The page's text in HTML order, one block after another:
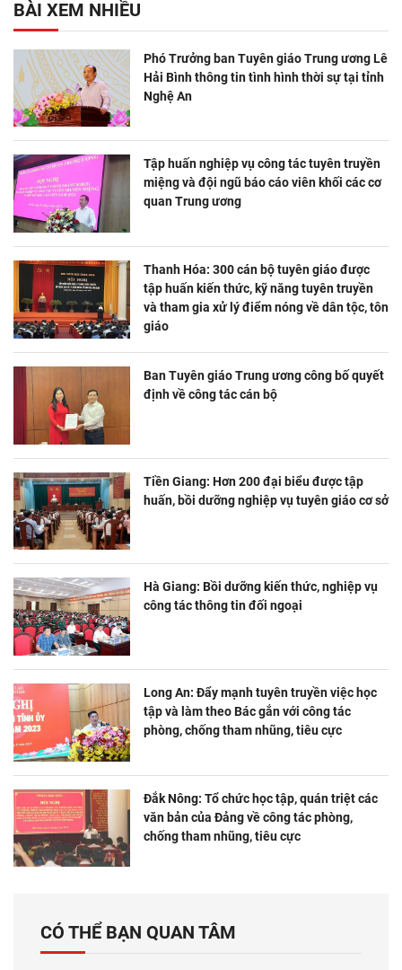
BÀI XEM NHIỀU
Phó Trưởng ban Tuyên giáo Trung ương Lê
Hải Bình thông tin tình hình thời sự tại tỉnh
Nghệ An
Tập huấn nghiệp vụ công tác tuyên truyền
miệng và đội ngũ báo cáo viên khối các cơ
quan Trung ương
Thanh Hóa: 300 cán bộ tuyên giáo được
tập huấn kiến thức, kỹ năng tuyên truyền
và tham gia xử lý điểm nóng về dân tộc, tôn
giáo
Ban Tuyên giáo Trung ương công bố quyết
định về công tác cán bộ
Tiền Giang: Hơn 200 đại biểu được tập
huấn, bồi dưỡng nghiệp vụ tuyên giáo cơ sở
Hà Giang: Bồi dưỡng kiến thức, nghiệp vụ
công tác thông tin đối ngoại
Long An: Đẩy mạnh tuyên truyền việc học
tập và làm theo Bác gắn với công tác
phòng, chống tham nhũng, tiêu cực
Đắk Nông: Tổ chức học tập, quán triệt các
văn bản của Đảng về công tác phòng,
chống tham nhũng, tiêu cực
CÓ THỂ BẠN QUAN TÂM